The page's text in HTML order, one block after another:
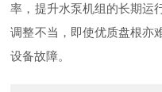
率，提升水泵机组的长期运
调整不当，即使优质盘根亦
设备故障。